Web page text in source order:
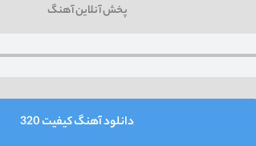
پخش آنلاین آهنگ
دانلود آهنگ کیفیت 320